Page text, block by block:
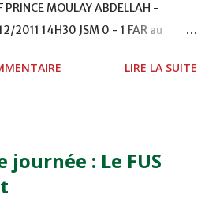
PRINCE MOULAY ABDELLAH -
2011 14H30 JSM 0 - 1 FAR au
16h30 OCK 0 - 1 HUSA
WAF - OCS au COMPLEXE SPORTIF
Reporté pour cause de finale de la
LIRE LA SUITE
journée : Le FUS